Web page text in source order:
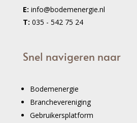
E: info@bodemenergie.nl
T: 035 - 542 75 24
Snel navigeren naar
Bodemenergie
Branchevereniging
Gebruikersplatform